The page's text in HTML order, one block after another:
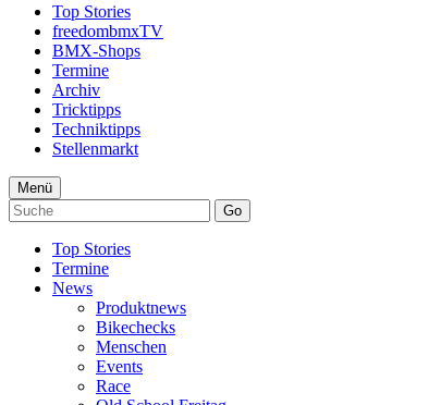
Top Stories
freedombmxTV
BMX-Shops
Termine
Archiv
Tricktipps
Techniktipps
Stellenmarkt
Menü
Go
Top Stories
Termine
News
Produktnews
Bikechecks
Menschen
Events
Race